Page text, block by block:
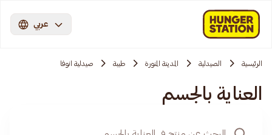
عربي
الرئيسية الصيدلية المدينة المنورة طيبة صيدلية انوفا
العناية بالجسم